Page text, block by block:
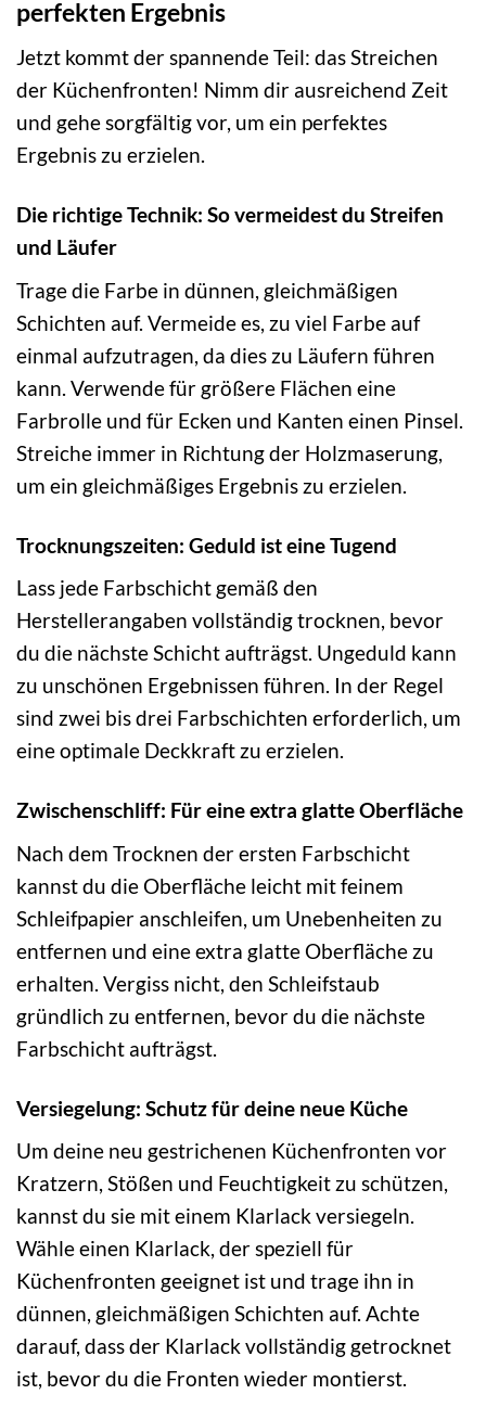
perfekten Ergebnis
Jetzt kommt der spannende Teil: das Streichen
der Küchenfronten! Nimm dir ausreichend Zeit
und gehe sorgfältig vor, um ein perfektes
Ergebnis zu erzielen.
Die richtige Technik: So vermeidest du Streifen
und Läufer
Trage die Farbe in dünnen, gleichmäßigen
Schichten auf. Vermeide es, zu viel Farbe auf
einmal aufzutragen, da dies zu Läufern führen
kann. Verwende für größere Flächen eine
Farbrolle und für Ecken und Kanten einen Pinsel.
Streiche immer in Richtung der Holzmaserung,
um ein gleichmäßiges Ergebnis zu erzielen.
Trocknungszeiten: Geduld ist eine Tugend
Lass jede Farbschicht gemäß den
Herstellerangaben vollständig trocknen, bevor
du die nächste Schicht aufträgst. Ungeduld kann
zu unschönen Ergebnissen führen. In der Regel
sind zwei bis drei Farbschichten erforderlich, um
eine optimale Deckkraft zu erzielen.
Zwischenschliff: Für eine extra glatte Oberfläche
Nach dem Trocknen der ersten Farbschicht
kannst du die Oberfläche leicht mit feinem
Schleifpapier anschleifen, um Unebenheiten zu
entfernen und eine extra glatte Oberfläche zu
erhalten. Vergiss nicht, den Schleifstaub
gründlich zu entfernen, bevor du die nächste
Farbschicht aufträgst.
Versiegelung: Schutz für deine neue Küche
Um deine neu gestrichenen Küchenfronten vor
Kratzern, Stößen und Feuchtigkeit zu schützen,
kannst du sie mit einem Klarlack versiegeln.
Wähle einen Klarlack, der speziell für
Küchenfronten geeignet ist und trage ihn in
dünnen, gleichmäßigen Schichten auf. Achte
darauf, dass der Klarlack vollständig getrocknet
ist, bevor du die Fronten wieder montierst.